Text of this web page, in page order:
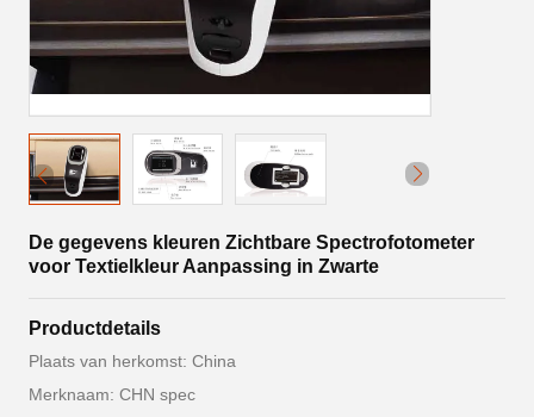
De gegevens kleuren Zichtbare Spectrofotometer
voor Textielkleur Aanpassing in Zwarte
Productdetails
Plaats van herkomst: China
Merknaam: CHN spec